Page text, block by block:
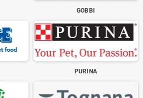
GOBBI
PURINA